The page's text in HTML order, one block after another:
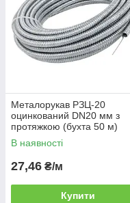
Металорукав РЗЦ‑20
оцинкований DN20 мм з
протяжкою (бухта 50 м)
В наявності
27,46 ₴/м
Купити